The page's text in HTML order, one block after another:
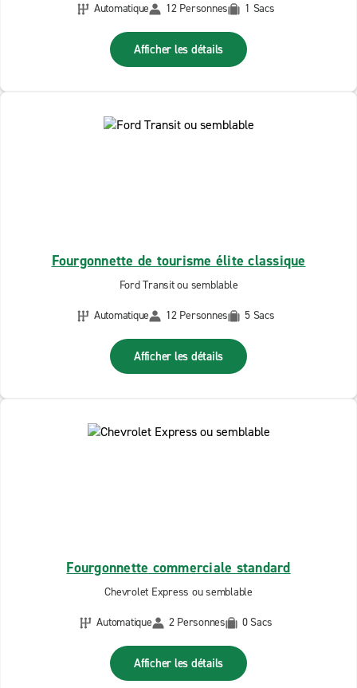
Automatique
12 Personnes 1 Sacs
Afficher les détails
Fourgonnette de tourisme élite classique
Ford Transit ou semblable
Automatique
12 Personnes 5 Sacs
Afficher les détails
Fourgonnette commerciale standard
Chevrolet Express ou semblable
Automatique
2 Personnes 0 Sacs
Afficher les détails